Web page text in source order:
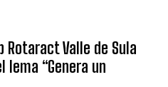
Rotaract Valle de Sula
lema “Genera un